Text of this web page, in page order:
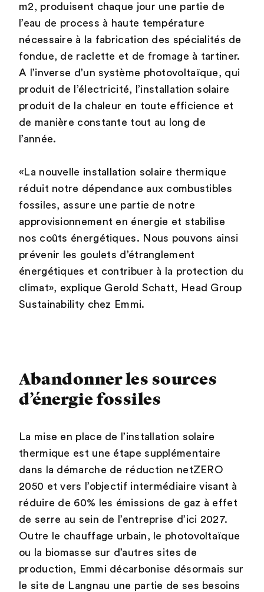
m2, produisent chaque jour une partie de
l’eau de process à haute température
nécessaire à la fabrication des spécialités de
fondue, de raclette et de fromage à tartiner.
A l’inverse d’un système photovoltaïque, qui
produit de l’électricité, l’installation solaire
produit de la chaleur en toute efficience et
de manière constante tout au long de
l’année.
«La nouvelle installation solaire thermique
réduit notre dépendance aux combustibles
fossiles, assure une partie de notre
approvisionnement en énergie et stabilise
nos coûts énergétiques. Nous pouvons ainsi
prévenir les goulets d’étranglement
énergétiques et contribuer à la protection du
climat», explique Gerold Schatt, Head Group
Sustainability chez Emmi.
Abandonner les sources
d’énergie fossiles
La mise en place de l’installation solaire
thermique est une étape supplémentaire
dans la démarche de réduction netZERO
2050 et vers l’objectif intermédiaire visant à
réduire de 60% les émissions de gaz à effet
de serre au sein de l’entreprise d’ici 2027.
Outre le chauffage urbain, le photovoltaïque
ou la biomasse sur d’autres sites de
production, Emmi décarbonise désormais sur
le site de Langnau une partie de ses besoins